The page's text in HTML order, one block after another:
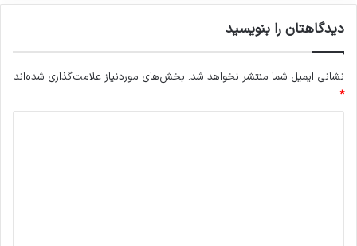
دیدگاهتان را بنویسید
نشانی ایمیل شما منتشر نخواهد شد. بخش‌های موردنیاز علامت‌گذاری شده‌اند
*